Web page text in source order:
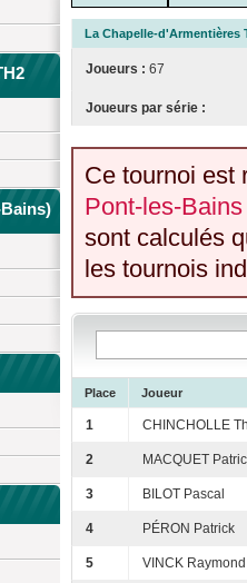
La Chapelle-d'Armentières
Joueurs : 67
Joueurs par série :
Ce tournoi est
Pont-les-
sont calculés
les tournois
Place Joueur
1 CHINCHOLLE
2 MACQUET
3 BILOT Pascal
4 PÉRON Patrick
5 VINCK Raymond